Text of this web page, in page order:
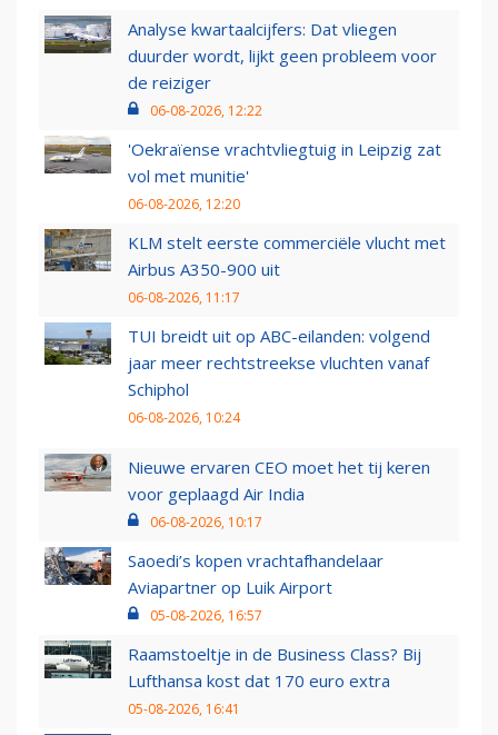
Analyse kwartaalcijfers: Dat vliegen
duurder wordt, lijkt geen probleem voor
de reiziger
06-08-2026, 12:22
'Oekraïense vrachtvliegtuig in Leipzig zat
vol met munitie'
06-08-2026, 12:20
KLM stelt eerste commerciële vlucht met
Airbus A350-900 uit
06-08-2026, 11:17
TUI breidt uit op ABC-eilanden: volgend
jaar meer rechtstreekse vluchten vanaf
Schiphol
06-08-2026, 10:24
Nieuwe ervaren CEO moet het tij keren
voor geplaagd Air India
06-08-2026, 10:17
Saoedi’s kopen vrachtafhandelaar
Aviapartner op Luik Airport
05-08-2026, 16:57
Raamstoeltje in de Business Class? Bij
Lufthansa kost dat 170 euro extra
05-08-2026, 16:41